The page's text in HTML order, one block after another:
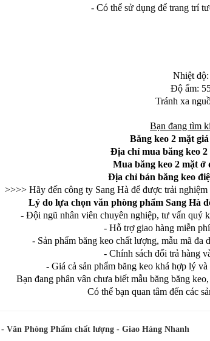
- Có thể sử dụng để trang trí
Nhiệt độ: 10
Độ ẩm: 55 ~
Tránh xa nguồn
Bạn đang tìm
Băng keo 2 mặt
Địa chỉ mua băng keo
Mua băng keo 2 mặt
Địa chỉ bán băng keo
>>>> Hãy đến công ty Sang Hà để được trải
Lý do lựa chọn văn phòng phẩm Sang Hà
- Đội ngũ nhân viên chuyên nghiệp, tư vấn quý
- Hỗ trợ giao hàng miễn
- Sản phẩm băng keo chất lượng, mẫu mã đa
- Chính sách đổi trả hàng
- Giá cả sản phẩm băng keo khá hợp lý
Bạn đang phân vân chưa biết mẫu băng băng
Có thể bạn quan tâm đến các
Văn Phòng Phẩm chất lượng - Giao Hàng Nhanh